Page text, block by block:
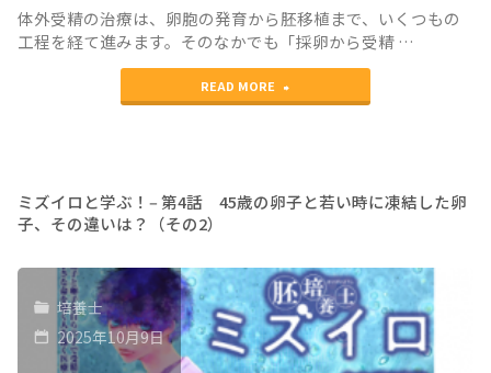
こ
と
を
な
（そ
の
1）"
卵
さ
れ
子
精
子
と
体外受精の治療は、卵胞の発育から胚移植まで、いくつもの
工程を経て進みます。そのなかでも「採卵から受精 …
READ MORE
"ミ
ロ
学
ぶ！‒
第
ミズイロと学ぶ！‒ 第4話 45歳の卵子と若い時に凍結した卵
子、その違いは？（その2）
培養士
2025年10月9日